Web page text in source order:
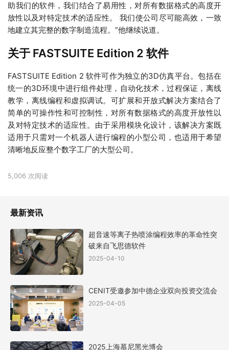
助我们的软件，我们结合了易用性，对所有数据格式的高度开
放性以及对特定技术的适应性。 我们使公司尽可能高效，一致
地建立其完整的数字制造流程。”他继续说道。
关于 FASTSUITE Edition 2 软件
FASTSUITE Edition 2 软件可作为独立的3D仿真平台。包括在
统一的3D环境中进行组件处理，自动化技术，过程保证，离线
教学，离线编程和虚拟调试。可扩展和开放式解决方案结合了
简单的可操作性和可控制性，对所有数据格式的高度开放性以
及对特定技术的适应性。由于采用模块化设计，该解决方案既
适用于只需对一个机器人进行编程的小型公司，也适用于希望
清晰地反应整个数字工厂的大型公司。
5,006 次阅读
最新资讯
超音速等离子热喷涂编程效率的革命性突
破来自飞思德软件
2025-04-10
CENIT受邀参加中德企业双向投资交流会
2025-04-05
2025上海慕尼黑光博会